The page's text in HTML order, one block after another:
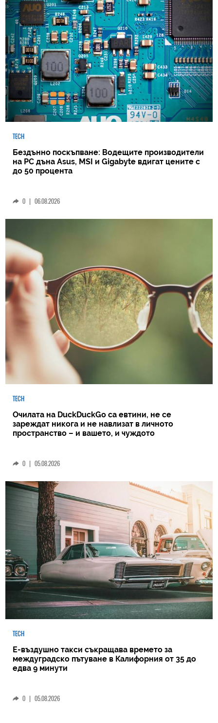
TECH
Бездънно поскъпване: Водещите производители
на РС дъна Asus, MSI и Gigabyte вдигат цените с
до 50 процента
0 | 06.08.2026
TECH
Очилата на DuckDuckGo са евтини, не се
зареждат никога и не навлизат в личното
пространство – и вашето, и чуждото
0 | 05.08.2026
TECH
Е-въздушно такси съкращава времето за
междуградско пътуване в Калифорния от 35 до
едва 9 минути
0 | 05.08.2026